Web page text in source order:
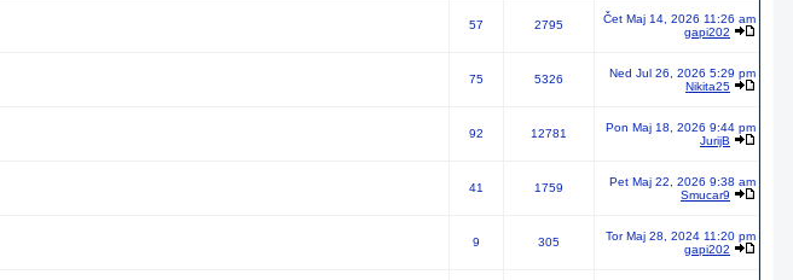
57 2795
Čet Maj 14, 2026 11:26 am
gapi202
75 5326
Ned Jul 26, 2026 5:29 pm
Nikita25
92 12781
Pon Maj 18, 2026 9:44 pm
JurijB
41 1759
Pet Maj 22, 2026 9:38 am
Smucar9
9
305
Tor Maj 28, 2024 11:20 pm
gapi202